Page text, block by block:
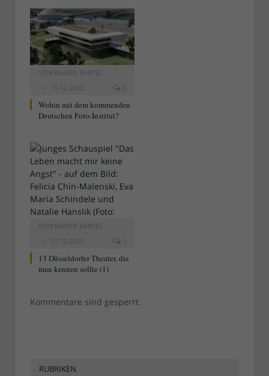
VON RAINER BARTEL
15.12.2022
0
Wohin mit dem kommenden
Deutschen Foto-Institut?
VON RAINER BARTEL
07.12.2022
1
13 Düsseldorfer Theater, die
man kennen sollte (1)
Kommentare sind gesperrt.
RUBRIKEN